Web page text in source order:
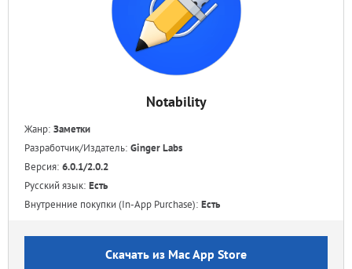
Notability
Жанр: Заметки
Разработчик/Издатель: Ginger Labs
Версия: 6.0.1/2.0.2
Русский язык: Есть
Внутренние покупки (In-App Purchase): Есть
Скачать из Mac App Store